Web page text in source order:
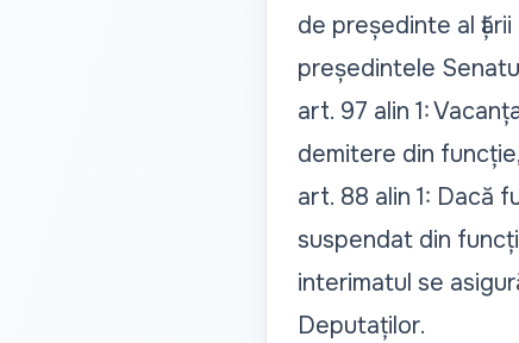
de președinte al
președintele
art. 97 alin 1:
demitere din
art. 88 alin 1: Dacă
suspendat din
interimatul se
Deputaților.